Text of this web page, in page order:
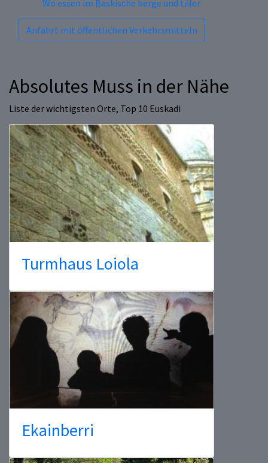
Wo essen im Baskische berge und täler
Anfahrt mit öffentlichen Verkehrsmitteln
Absolutes Muss in der Nähe
Liste der wichtigsten Orte, Top 10 Euskadi
Turmhaus Loiola
Ekainberri